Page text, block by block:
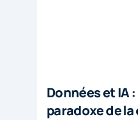
Données et IA
paradoxe de